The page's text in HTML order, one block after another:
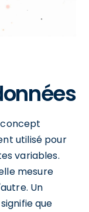
utilisé pour
variables.
mesure
Un
que